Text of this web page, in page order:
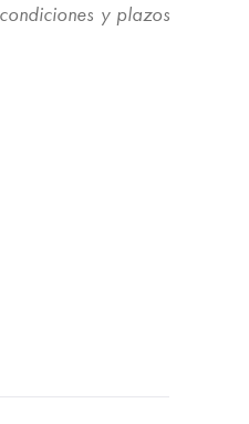
y plazos